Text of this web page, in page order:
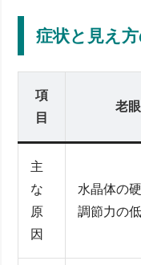
症状と見え
項
目
老眼
主
な
原
因
水晶体の
調節力の